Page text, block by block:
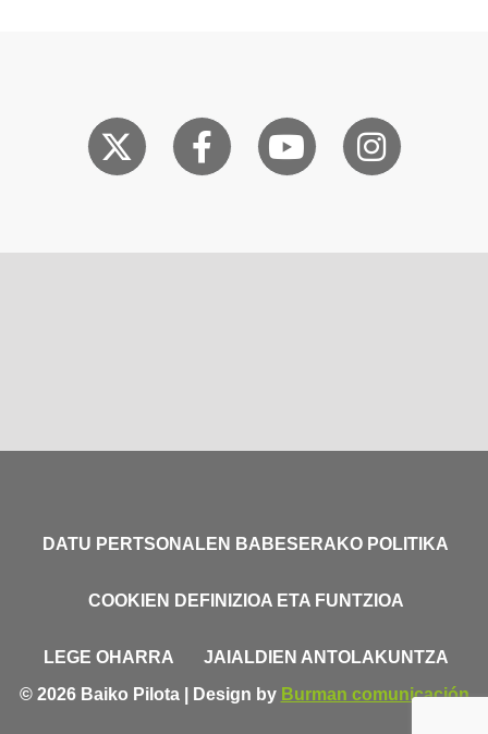
DATU PERTSONALEN BABESERAKO POLITIKA
COOKIEN DEFINIZIOA ETA FUNTZIOA
LEGE OHARRA
JAIALDIEN ANTOLAKUNTZA
© 2026 Baiko Pilota | Design by Burman comunicación